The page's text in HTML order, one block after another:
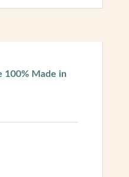
100% Made in